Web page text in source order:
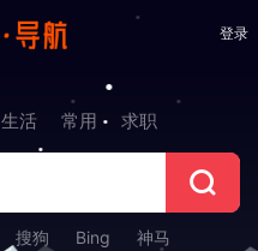
登录
生活 常用 求职
搜狗 Bing 神马